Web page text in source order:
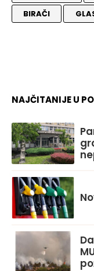
BIRAČI
NAJČITANIJE U